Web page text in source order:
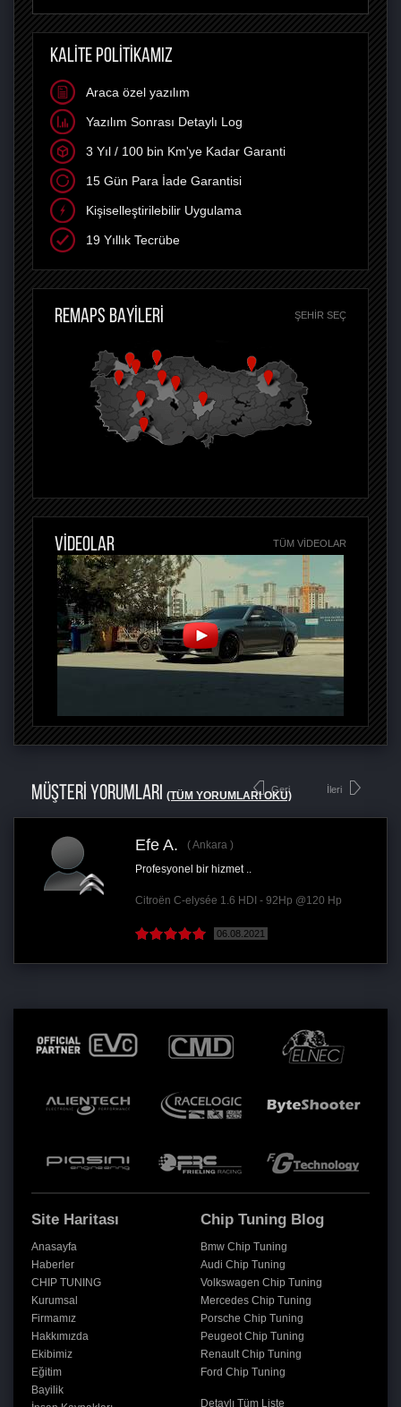
KALİTE POLİTİKAMIZ
Araca özel yazılım
Yazılım Sonrası Detaylı Log
3 Yıl / 100 bin Km'ye Kadar Garanti
15 Gün Para İade Garantisi
Kişiselleştirilebilir Uygulama
19 Yıllık Tecrübe
REMAPS BAYİLERİ ŞEHIR SEÇ
VİDEOLAR TÜM VIDEOLAR
MÜŞTERİ YORUMLARI (TÜM YORUMLARI OKU)
Geri
Efe A.
Ankara
Profesyonel bir hizmet ..
Citroën C-elysée 1.6 HDI - 92Hp @120 Hp
06.08.2021
İleri
Site Haritası
Anasayfa
Haberler
CHIP TUNING
Kurumsal
Firmamız
Hakkımızda
Ekibimiz
Eğitim
Bayilik
Chip Tuning Blog
Bmw Chip Tuning
Audi Chip Tuning
Volkswagen Chip Tuning
Mercedes Chip Tuning
Porsche Chip Tuning
Peugeot Chip Tuning
Renault Chip Tuning
Ford Chip Tuning
Detaylı Tüm Liste